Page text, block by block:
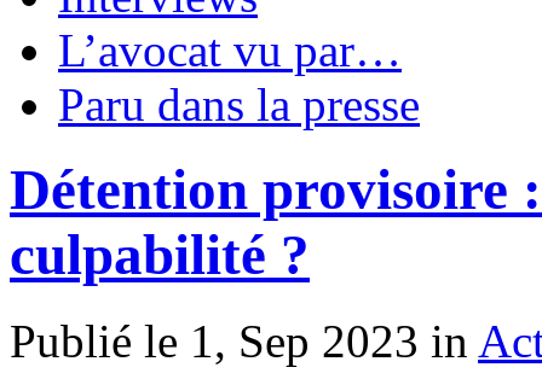
L’avocat vu par…
Paru dans la presse
Détention provisoire
culpabilité ?
Publié le 1, Sep 2023 in